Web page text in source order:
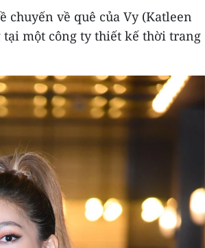
chuyến về quê của Vy (Katleen
một công ty thiết kế thời trang